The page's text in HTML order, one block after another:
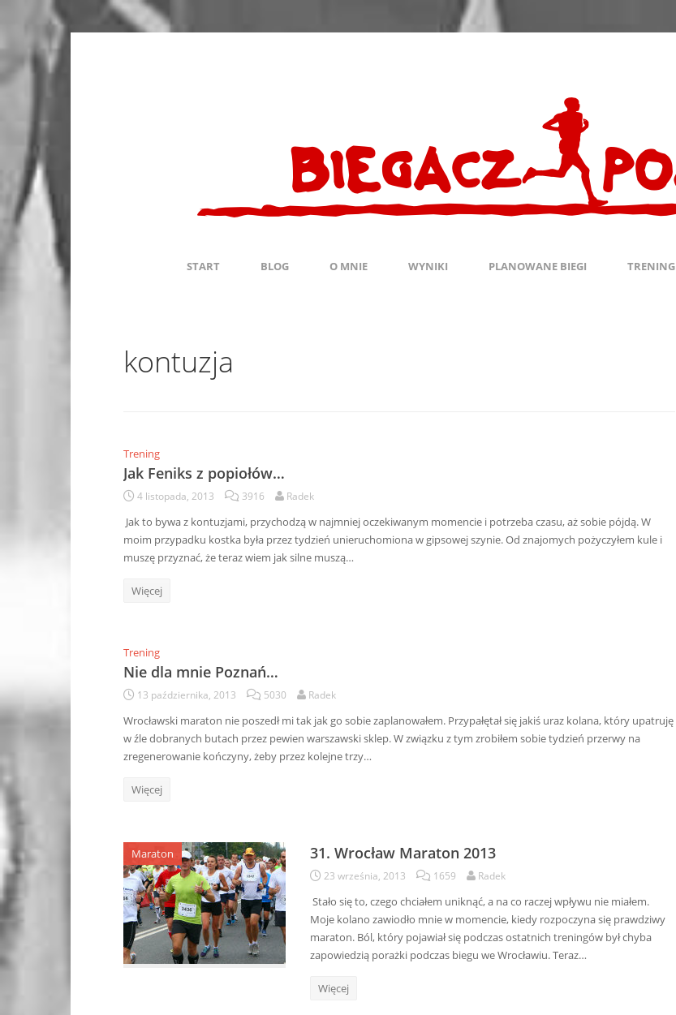
START BLOG O MNIE WYNIKI PLANOWANE BIEGI TRENING
kontuzja
Trening
Jak Feniks z popiołów…
4 listopada, 2013 3916 Radek
Jak to bywa z kontuzjami, przychodzą w najmniej oczekiwanym momencie i potrzeba czasu, aż sobie pójdą. W
moim przypadku kostka była przez tydzień unieruchomiona w gipsowej szynie. Od znajomych pożyczyłem kule i
muszę przyznać, że teraz wiem jak silne muszą…
Więcej
Trening
Nie dla mnie Poznań…
13 października, 2013 5030 Radek
Wrocławski maraton nie poszedł mi tak jak go sobie zaplanowałem. Przypałętał się jakiś uraz kolana, który upatruję
w źle dobranych butach przez pewien warszawski sklep. W związku z tym zrobiłem sobie tydzień przerwy na
zregenerowanie kończyny, żeby przez kolejne trzy…
Więcej
Maraton 31. Wrocław Maraton 2013
23 września, 2013 1659 Radek
Stało się to, czego chciałem uniknąć, a na co raczej wpływu nie miałem.
Moje kolano zawiodło mnie w momencie, kiedy rozpoczyna się prawdziwy
maraton. Ból, który pojawiał się podczas ostatnich treningów był chyba
zapowiedzią porażki podczas biegu we Wrocławiu. Teraz…
Więcej